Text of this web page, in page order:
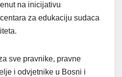
na inicijativu
za edukaciju sudaca
sve pravnike, pravne
i odvjetnike u Bosni i